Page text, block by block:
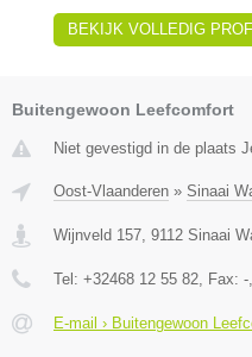
BEKIJK VOLLEDIG
Buitengewoon Leefcomfort
Niet gevestigd in de plaats
Oost-Vlaanderen » Sinaai
Wijnveld 157, 9112 Sinaai
Tel: +32468 12 55 82, Fax: -
E-mail › Buitengewoon